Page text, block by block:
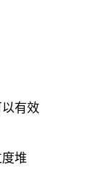
有效
堆